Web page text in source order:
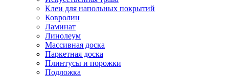
Клеи для напольных покрытий
Ковролин
Ламинат
Линолеум
Массивная доска
Паркетная доска
Плинтусы и порожки
Подложка